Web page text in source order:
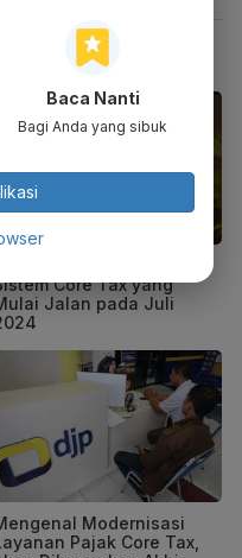
Core Tax yang
Jalan pada Juli
Modernisasi
Pajak Core Tax,
Baca Nanti
Bagi Anda yang sibuk